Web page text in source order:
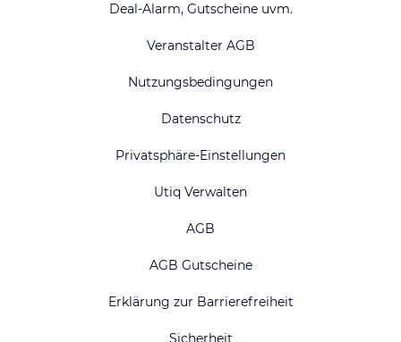
Deal-Alarm, Gutscheine uvm.
Veranstalter AGB
Nutzungsbedingungen
Datenschutz
Privatsphäre-Einstellungen
Utiq Verwalten
AGB
AGB Gutscheine
Erklärung zur Barrierefreiheit
Sicherheit